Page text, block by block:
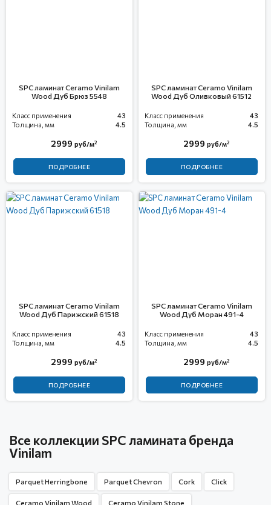
SPC ламинат Ceramo Vinilam
Wood Дуб Брюз 5548
Класс применения
43
Толщина, мм
4.5
2999 руб/м2
ПОДРОБНЕЕ
SPC ламинат Ceramo Vinilam
Wood Дуб Оливковый 61512
Класс применения
43
Толщина, мм
4.5
2999 руб/м2
ПОДРОБНЕЕ
SPC ламинат Ceramo Vinilam
Wood Дуб Парижский 61518
Класс применения
43
Толщина, мм
4.5
2999 руб/м2
ПОДРОБНЕЕ
SPC ламинат Ceramo Vinilam
Wood Дуб Моран 491-4
Класс применения
43
Толщина, мм
4.5
2999 руб/м2
ПОДРОБНЕЕ
Все коллекции SPC ламината бренда
Vinilam
Parquet Herringbone Parquet Chevron Cork Click
Ceramo Vinilam Wood Ceramo Vinilam Stone